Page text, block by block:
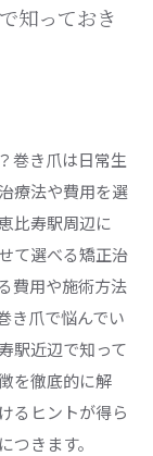
知っておき
巻き爪は日常生
療法や費用を選
比寿駅周辺に
て選べる矯正治
費用や施術方法
き爪で悩んでい
駅近辺で知って
を徹底的に解
るヒントが得ら
きます。